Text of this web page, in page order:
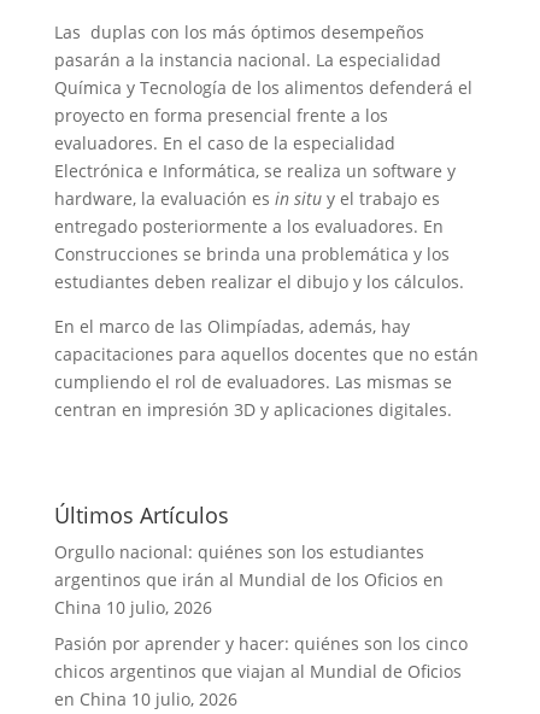
Las duplas con los más óptimos desempeños
pasarán a la instancia nacional. La especialidad
Química y Tecnología de los alimentos defenderá el
proyecto en forma presencial frente a los
evaluadores. En el caso de la especialidad
Electrónica e Informática, se realiza un software y
hardware, la evaluación es in situy el trabajo es
entregado posteriormente a los evaluadores. En
Construcciones se brinda una problemática y los
estudiantes deben realizar el dibujo y los cálculos.
En el marco de las Olimpíadas, además, hay
capacitaciones para aquellos docentes que no están
cumpliendo el rol de evaluadores. Las mismas se
centran en impresión 3D y aplicaciones digitales.
Últimos Artículos
Orgullo nacional: quiénes son los estudiantes
argentinos que irán al Mundial de los Oficios en
China 10 julio, 2026
Pasión por aprender y hacer: quiénes son los cinco
chicos argentinos que viajan al Mundial de Oficios
en China 10 julio, 2026